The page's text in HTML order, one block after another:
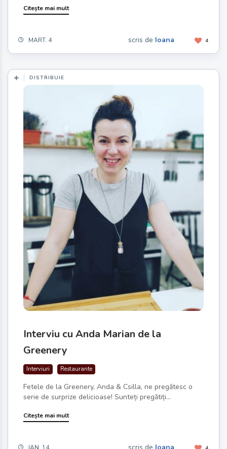
Citește mai mult
MART. 4 4
scris de Ioana
DISTRIBUIE
Interviu cu Anda Marian de la
Greenery
Interviuri Restaurante
Fetele de la Greenery, Anda & Csilla, ne pregătesc o
serie de surprize delicioase! Sunteți pregătiți...
Citește mai mult